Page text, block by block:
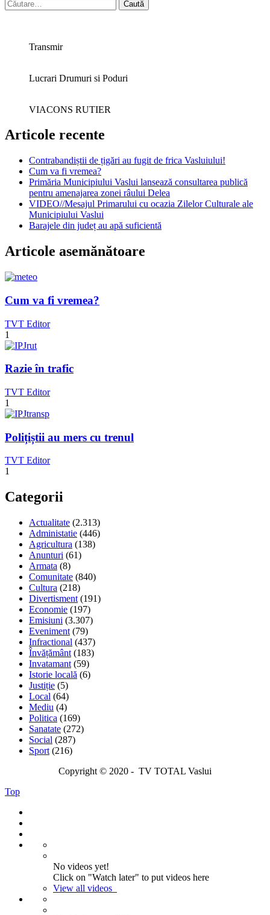
după:
Transmir
Lucrari Drumuri si Poduri
VIACONS RUTIER
Articole recente
Contrabandiștii de țigări au fugit de frica Vasluiului!
Cum va fi vremea?
Primăria Municipiului Vaslui lansează consultarea publică
pentru amenajarea zonei râului Delea
VIDEO//Mesajul Primarului cu ocazia Zilelor Culturale ale
Municipiului Vaslui
Barajele din județ au apă suficientă
Articole asemănătoare
Cum va fi vremea?
TVT Editor
1
Razie în trafic
TVT Editor
1
Polițiștii au mers cu trenul
TVT Editor
1
Categorii
Actualitate (2.313)
Administatie (446)
Agricultura (138)
Anunturi (61)
Armata (8)
Comunitate (840)
Cultura (218)
Divertisment (191)
Economie (197)
Emisiuni (3.307)
Eveniment (79)
Infractional (437)
Învățământ (183)
Invatamant (59)
Istorie locală (6)
Justiție (5)
Local (64)
Mediu (4)
Politica (169)
Sanatate (272)
Social (287)
Sport (216)
Copyright © 2020 - TV TOTAL Vaslui
Top
No videos yet!
Click on "Watch later" to put videos here
View all videos